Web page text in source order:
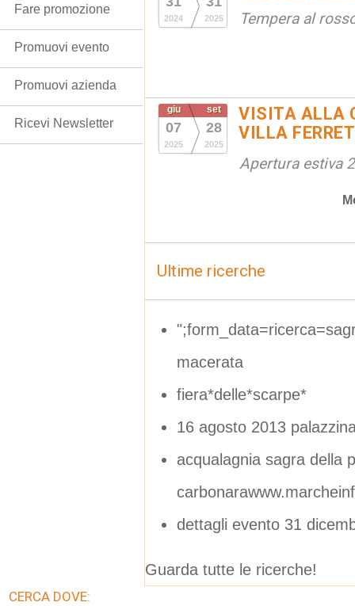
2024 2025 Tempera al
giu
07
2025
set
28
2025
VISITA ALLA
VILLA
Apertura estiva
Ultime ricerche
macerata
fiera*delle*scarpe*
16 agosto 2013
acqualagnia sagra della
dettagli evento 31
Guarda tutte le ricerche!
Fare promozione
Promuovi evento
Promuovi azienda
Ricevi Newsletter
CERCA DOVE: